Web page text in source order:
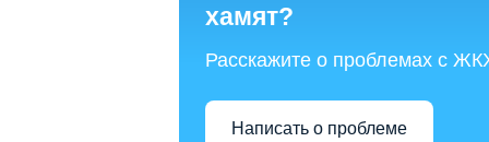
хамят?
Расскажите о проблемах с
Написать о проблеме